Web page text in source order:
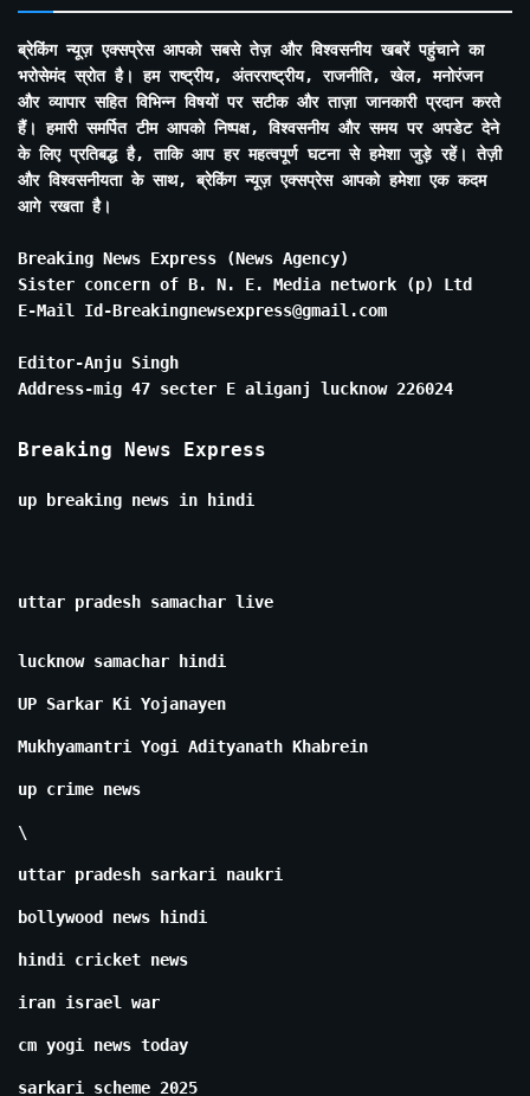
ब्रेकिंग न्यूज़ एक्सप्रेस आपको सबसे तेज़ और विश्वसनीय खबरें पहुंचाने का
भरोसेमंद स्रोत है। हम राष्ट्रीय, अंतरराष्ट्रीय, राजनीति, खेल, मनोरंजन
और व्यापार सहित विभिन्न विषयों पर सटीक और ताज़ा जानकारी प्रदान करते
हैं। हमारी समर्पित टीम आपको निष्पक्ष, विश्वसनीय और समय पर अपडेट देने
के लिए प्रतिबद्ध है, ताकि आप हर महत्वपूर्ण घटना से हमेशा जुड़े रहें। तेज़ी
और विश्वसनीयता के साथ, ब्रेकिंग न्यूज़ एक्सप्रेस आपको हमेशा एक कदम
आगे रखता है।
Breaking News Express (News Agency)
Sister concern of B. N. E. Media network (p) Ltd
E-Mail Id-Breakingnewsexpress@gmail.com
Editor-Anju Singh
Address-mig 47 secter E aliganj lucknow 226024
Breaking News Express
up breaking news in hindi
uttar pradesh samachar live
lucknow samachar hindi
UP Sarkar Ki Yojanayen
Mukhyamantri Yogi Adityanath Khabrein
up crime news
\
uttar pradesh sarkari naukri
bollywood news hindi
hindi cricket news
iran israel war
cm yogi news today
sarkari scheme 2025